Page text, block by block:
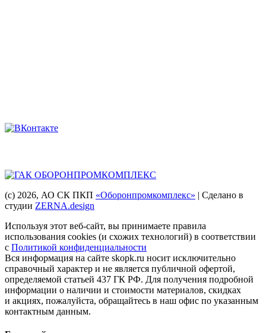
(с) 2026, АО СК ПКП «Оборонпромкомплекс» | Сделано в
студии ZERNA.design
Используя этот веб-сайт, вы принимаете правила
использования cookies (и схожих технологий) в соответствии
с Политикой конфиденциальности
Вся информация на сайте skopk.ru носит исключительно
справочный характер и не является публичной офертой,
определяемой статьей 437 ГК РФ. Для получения подробной
информации о наличии и стоимости материалов, скидках
и акциях, пожалуйста, обращайтесь в наш офис по указанным
контактным данным.